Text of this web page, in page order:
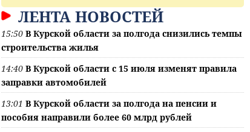
ЛЕНТА НОВОСТЕЙ
15:50 В Курской области за полгода снизились темпы
строительства жилья
14:40 В Курской области с 15 июля изменят правила
заправки автомобилей
13:01 В Курской области за полгода на пенсии и
пособия направили более 60 млрд рублей